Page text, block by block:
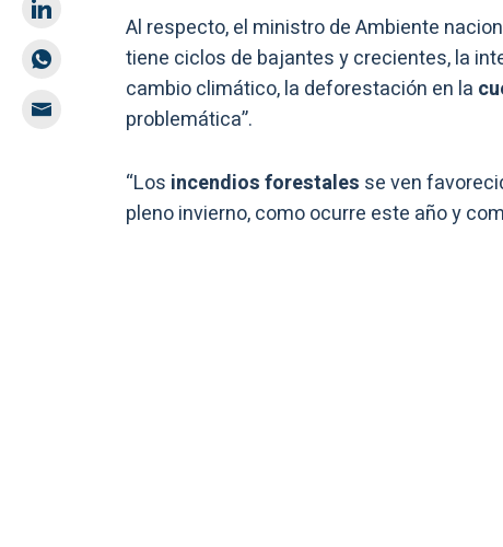
Al respecto, el ministro de Ambiente
tiene ciclos de bajantes y crecientes, la
cambio climático, la deforestación en la
problemática”.
“Los incendios forestales se ven
pleno invierno, como ocurre este año y